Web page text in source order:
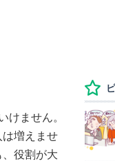
けません。
増えませ
役割が大